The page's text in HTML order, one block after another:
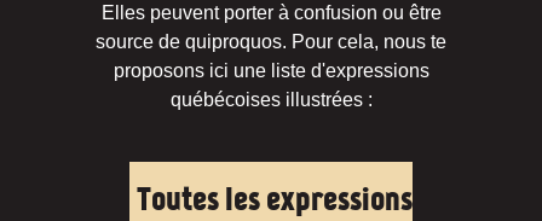
Elles peuvent porter à confusion ou être
source de quiproquos. Pour cela, nous te
proposons ici une liste d'expressions
québécoises illustrées :
Toutes les expressions